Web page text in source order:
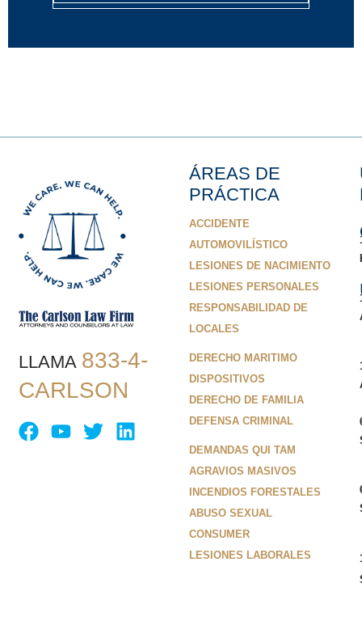
LLAMA 833-4-
CARLSON
ÁREAS DE
PRÁCTICA
ACCIDENTE
AUTOMOVILÍSTICO
LESIONES DE NACIMIENTO
LESIONES PERSONALES
RESPONSABILIDAD DE
LOCALES
DERECHO MARITIMO
DISPOSITIVOS
DERECHO DE FAMILIA
DEFENSA CRIMINAL
DEMANDAS QUI TAM
AGRAVIOS MASIVOS
INCENDIOS FORESTALES
ABUSO SEXUAL
CONSUMER
LESIONES LABORALES